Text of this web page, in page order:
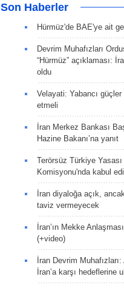
Son Haberler
Hürmüz'de BAE'ye ait
Devrim Muhafızları
“Hürmüz” açıklaması:
oldu
Velayati: Yabancı
etmeli
İran Merkez Bankası
Hazine Bakanı’na yanıt
Terörsüz Türkiye
Komisyonu'nda kabul
İran diyaloğa açık,
taviz vermeyecek
İran’ın Mekke
(+video)
İran Devrim Muhafızları:
İran’a karşı hedeflerine